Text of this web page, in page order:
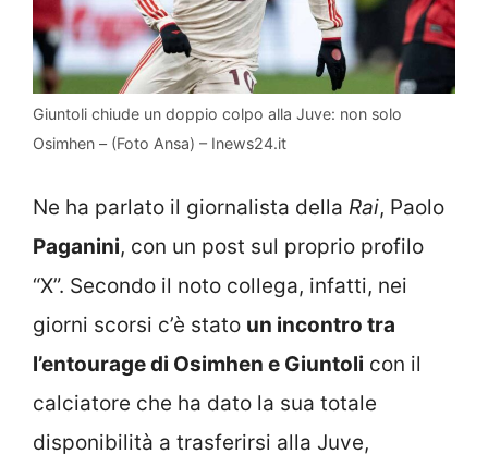
Giuntoli chiude un doppio colpo alla Juve: non solo
Osimhen – (Foto Ansa) – Inews24.it
Ne ha parlato il giornalista della Rai, Paolo
Paganini, con un post sul proprio profilo
“X”. Secondo il noto collega, infatti, nei
giorni scorsi c’è stato un incontro tra
l’entourage di Osimhen e Giuntoli con il
calciatore che ha dato la sua totale
disponibilità a trasferirsi alla Juve,